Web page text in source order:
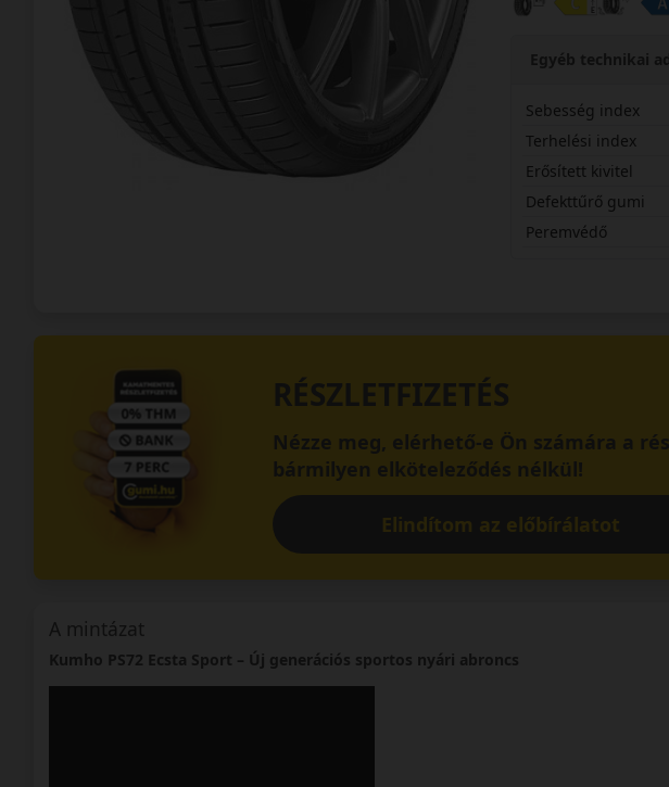
Egyéb technikai
Sebesség index
Terhelési index
Erősített kivitel
Defekttűrő gumi
Peremvédő
RÉSZLETFIZETÉS
Nézze meg, elérhető-e Ön számára a
bármilyen elköteleződés nélkül!
Elindítom az előbírálatot
A mintázat
Kumho PS72 Ecsta Sport – Új generációs sportos nyári abroncs